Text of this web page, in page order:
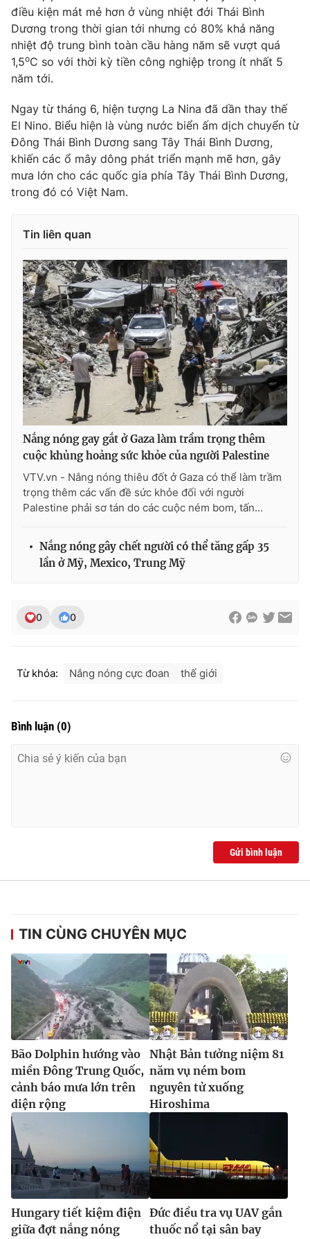
Ðiện thoại Thời báo VTV: 024.66 897 897
Email:toasoan@vtv.vn
Liên hệ quảng cáo:024-7300.7108
® Cấm sao chép dưới mọi hình thức nếu không có sự chấp
thông tin từ website này.
điều kiện mát mẻ hơn ở vùng nhiệt đới Thái Bình
Dương trong thời gian tới nhưng có 80% khả năng
nhiệt độ trung bình toàn cầu hàng năm sẽ vượt quá
1,5oC so với thời kỳ tiền công nghiệp trong ít nhất 5
năm tới.
Ngay từ tháng 6, hiện tượng La Nina đã dần thay thế
El Nino. Biểu hiện là vùng nước biển ấm dịch chuyển từ
Đông Thái Bình Dương sang Tây Thái Bình Dương,
khiến các ổ mây dông phát triển mạnh mẽ hơn, gây
mưa lớn cho các quốc gia phía Tây Thái Bình Dương,
trong đó có Việt Nam.
Tin liên quan
Nắng nóng gay gắt ở Gaza làm trầm trọng thêm
cuộc khủng hoảng sức khỏe của người Palestine
VTV.vn - Nắng nóng thiêu đốt ở Gaza có thể làm trầm
trọng thêm các vấn đề sức khỏe đối với người
Palestine phải sơ tán do các cuộc ném bom, tấn...
Nắng nóng gây chết người có thể tăng gấp 35
lần ở Mỹ, Mexico, Trung Mỹ
0 0
Từ khóa: Nắng nóng cực đoan thế giới
Bình luận (0)
Gửi bình luận
TIN CÙNG CHUYÊN MỤC
Bão Dolphin hướng vào
miền Đông Trung Quốc,
cảnh báo mưa lớn trên
diện rộng
Nhật Bản tưởng niệm 81
năm vụ ném bom
nguyên tử xuống
Hiroshima
Hungary tiết kiệm điện
giữa đợt nắng nóng
Đức điều tra vụ UAV gắn
thuốc nổ tại sân bay